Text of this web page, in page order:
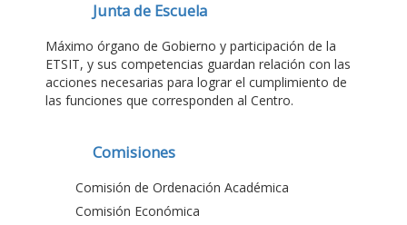
Junta de Escuela
Máximo órgano de Gobierno y participación de la
ETSIT, y sus competencias guardan relación con las
acciones necesarias para lograr el cumplimiento de
las funciones que corresponden al Centro.
Comisiones
Comisión de Ordenación Académica
Comisión Económica